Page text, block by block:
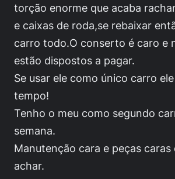
torção enorme que acaba
e caixas de roda,se rebaixar
carro todo.O conserto é caro e
estão dispostos a pagar.
Se usar ele como único carro
tempo!
Tenho o meu como segundo
semana.
Manutenção cara e peças caras
achar.